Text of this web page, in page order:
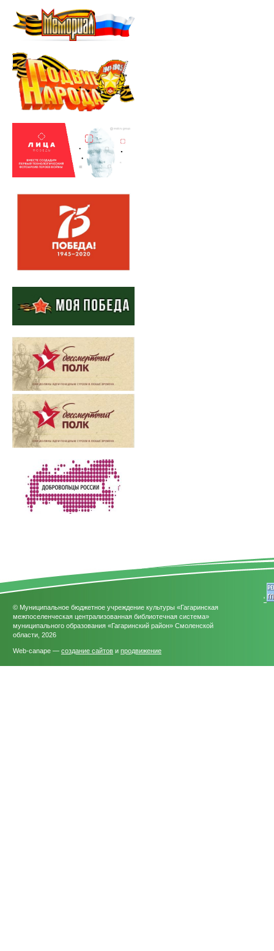
© Муниципальное бюджетное учреждение культуры «Гагаринская
межпоселенческая централизованная библиотечная система»
муниципального образования «Гагаринский район» Смоленской
области, 2026
Web-canape — создание сайтов и продвижение
'